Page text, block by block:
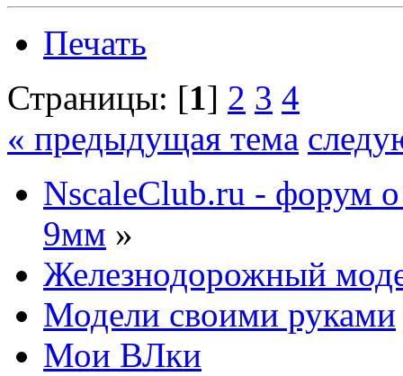
Печать
Страницы: [1] 2 3 4
« предыдущая тема
NscaleClub.ru - форум
9мм »
Железнодорожный
Модели своими руками
Мои ВЛки